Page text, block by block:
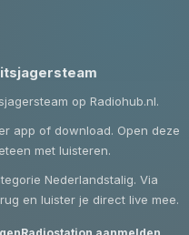
op Radiohub.nl.
app of download. Open deze
met luisteren.
Nederlandstalig. Via
en luister je direct live mee.